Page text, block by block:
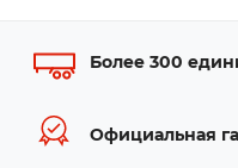
Более 300
Официальная